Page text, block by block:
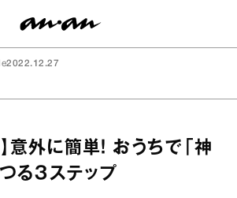
2022.12.27
意外に簡単！ おうちで「神
る３ステップ